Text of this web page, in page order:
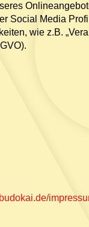
Social Media
wie z.B.